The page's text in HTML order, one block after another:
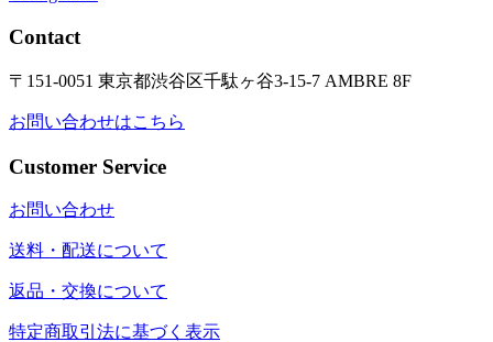
Contact
〒151-0051 東京都渋谷区千駄ヶ谷3-15-7 AMBRE 8F
お問い合わせはこちら
Customer Service
お問い合わせ
送料・配送について
返品・交換について
特定商取引法に基づく表示